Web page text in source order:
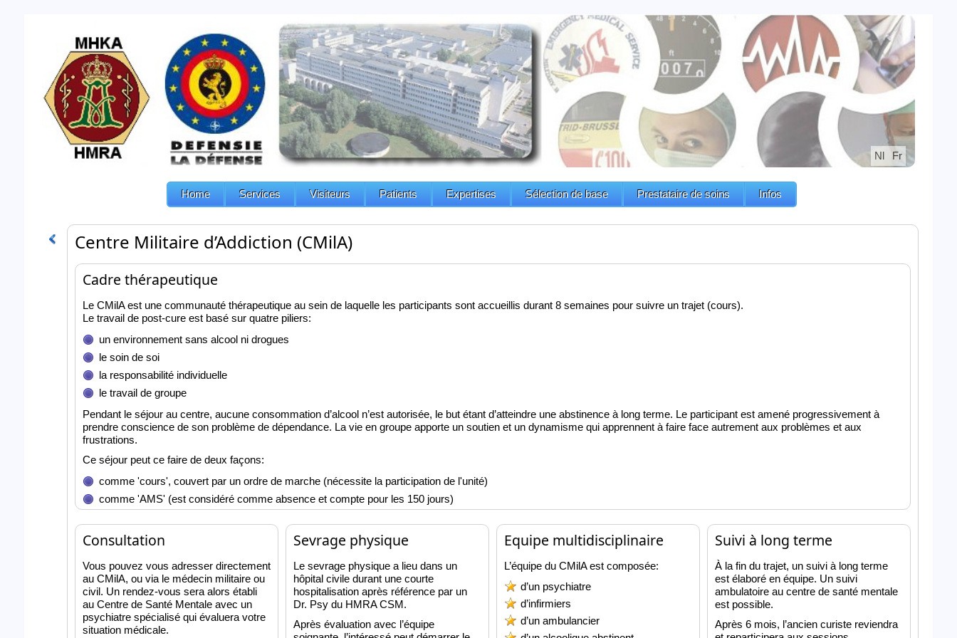
Nl Fr
Home Services Visiteurs Patients Expertises Sélection de base Prestataire de soins Infos
Centre Militaire d’Addiction (CMilA)
Cadre thérapeutique
Le CMilA est une communauté thérapeutique au sein de laquelle les participants sont accueillis durant 8 semaines pour suivre un trajet (cours).
Le travail de post-cure est basé sur quatre piliers:
un environnement sans alcool ni drogues
le soin de soi
la responsabilité individuelle
le travail de groupe
Pendant le séjour au centre, aucune consommation d’alcool n’est autorisée, le but étant d’atteindre une abstinence à long terme. Le participant est amené progressivement à
prendre conscience de son problème de dépendance. La vie en groupe apporte un soutien et un dynamisme qui apprennent à faire face autrement aux problèmes et aux
frustrations.
Ce séjour peut ce faire de deux façons:
comme 'cours', couvert par un ordre de marche (nécessite la participation de l'unité)
comme 'AMS' (est considéré comme absence et compte pour les 150 jours)
Consultation
Vous pouvez vous adresser directement
au CMilA, ou via le médecin militaire ou
civil. Un rendez-vous sera alors établi
au Centre de Santé Mentale avec un
psychiatre spécialisé qui évaluera votre
situation médicale.
Sevrage physique
Le sevrage physique a lieu dans un
hôpital civile durant une courte
hospitalisation après référence par un
Dr. Psy du HMRA CSM.
Après évaluation avec l’équipe
Equipe multidisciplinaire
L’équipe du CMilA est composée:
d’un psychiatre
d’infirmiers
d’un ambulancier
Suivi à long terme
À la fin du trajet, un suivi à long terme
est élaboré en équipe. Un suivi
ambulatoire au centre de santé mentale
est possible.
Après 6 mois, l’ancien curiste reviendra